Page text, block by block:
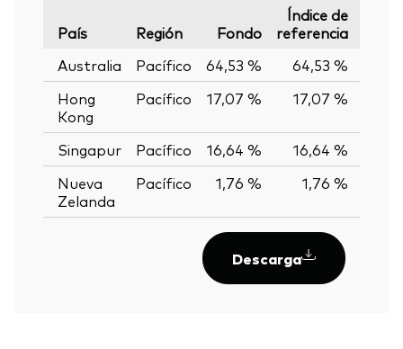
País Región Fondo
Índice de
referencia
Australia
Pacífico 64,53 % 64,53 %
Hong
Kong
Pacífico 17,07 % 17,07 %
Singapur Pacífico 16,64 % 16,64 %
Nueva
Zelanda
Pacífico 1,76 % 1,76 %
Descarga